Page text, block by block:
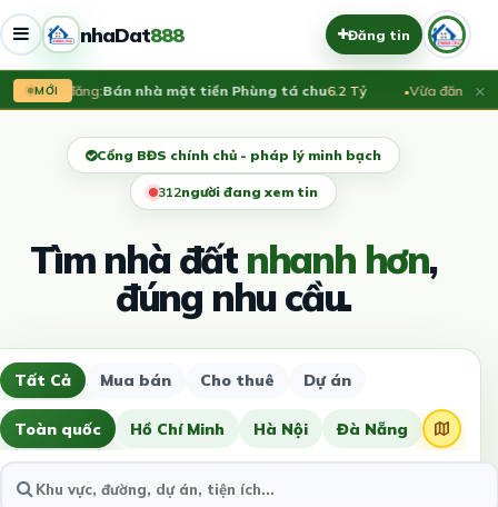
nhaDat888 Đăng tin
MỚI
Vừa đăng:Bán nhà mặt tiền Phùng tá chu6.2 Tỷ Vừa đăng: ×
Cổng BĐS chính chủ - pháp lý minh bạch
313người đang xem tin
Tìm nhà đấtnhanh hơn,
đúng nhu cầu.
Tất Cả Mua bán Cho thuê Dự án
Toàn quốc Hồ Chí Minh Hà Nội Đà Nẵng